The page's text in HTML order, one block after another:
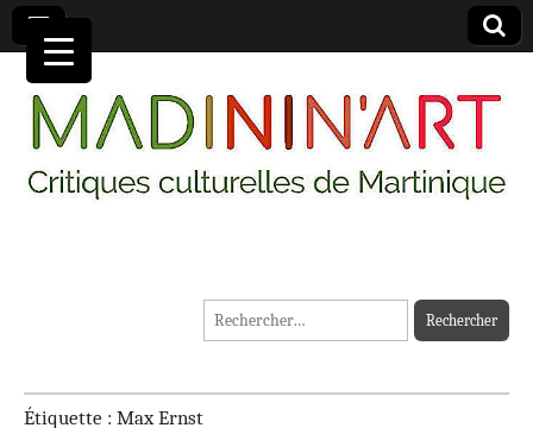
MADININ'ART
Rechercher :
Étiquette : Max Ernst